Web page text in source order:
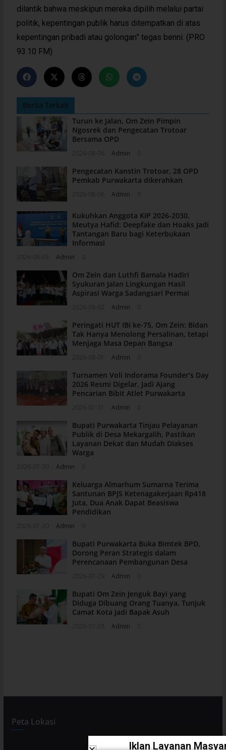
dilantik bahwa meskipun mereka dipilih melalui partai
politik, kepentingan publik harus ditempatkan di atas
kepentingan pribadi atau golongan” tegas benni. (PRO
93.10 FM)
Berita Terkait
Turun ke Jalan, Om Zein Pimpin
Ngosrek dan Pengecatan Trotoar
Bersama OPD
Admin
Pengecatan Kanstin Trotoar, 28 OPD
Pemkab Purwakarta dikerahkan
Admin
Kukuhkan Anggota KIP 2026-2030,
Meutya Hafid: Deepfake dan Hoaks Jadi
Tantangan Baru bagi Keterbukaan
Informasi
Admin
Om Zein dan Luthfi Bamala Hadiri
Syukuran Jalan Lingkungan Hasil
Aspirasi Warga Sadangsari Permai
Admin
Peringati HUT IBI ke-75, Om Zein: Bidan
Tak Hanya Menolong Persalinan, tetapi
Menjaga Masa Depan Bangsa
Admin
Turnamen Voli Indorama Founder’s Day
2026 Resmi Digelar, Jadi Ajang
Pencarian Bibit Atlet Purwakarta
Admin
Bupati Purwakarta Tinjau Pelayanan
Publik di Desa Mekargalih, Pastikan
Layanan Dekat dan Mudah Diakses
Warga
Admin
Keluarga Almarhum Sumarna Terima
Santunan BPJS Ketenagakerjaan Rp418
Juta, Dua Anak Dapat Beasiswa
Pendidikan
Admin
Bupati Purwakarta Buka Bimtek BPD,
Dorong Peran Strategis dalam
Perencanaan Pembangunan Desa
Admin
Bupati Om Zein Jenguk Bayi yang
Diduga Dibuang Orang Tuanya, Tunjuk
Camat Kota Jadi Bapak Asuh
Admin
Peta Lokasi
Iklan Layanan